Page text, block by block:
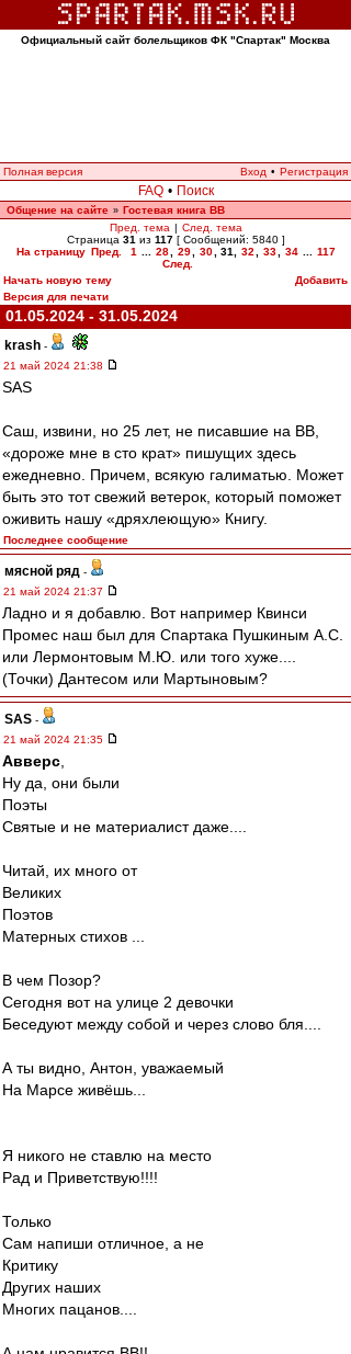
Официальный сайт болельщиков ФК "Спартак" Москва
Полная версия Вход • Регистрация
FAQ • Поиск
Общение на сайте » Гостевая книга ВВ
Пред. тема | След. тема
Страница 31 из 117[ Сообщений: 5840 ]
На страницу Пред. 1 28 29 30 31 32 33 34
117
След.
Начать новую тему
Добавить
Версия для печати
01.05.2024 - 31.05.2024
krash -
21 май 2024 21:38
SAS
Саш, извини, но 25 лет, не писавшие на ВВ,
«дороже мне в сто крат» пишущих здесь
ежедневно. Причем, всякую галиматью. Может
быть это тот свежий ветерок, который поможет
оживить нашу «дряхлеющую» Книгу.
Последнее сообщение
мясной ряд -
21 май 2024 21:37
Ладно и я добавлю. Вот например Квинси
Промес наш был для Спартака Пушкиным А.С.
или Лермонтовым М.Ю. или того хуже....
(Точки) Дантесом или Мартыновым?
SAS -
21 май 2024 21:35
Авверс
Ну да, они были
Поэты
Святые и не материалист даже....
Читай, их много от
Великих
Поэтов
Матерных стихов ...
В чем Позор?
Сегодня вот на улице 2 девочки
Беседуют между собой и через слово бля....
А ты видно, Антон, уважаемый
На Марсе живёшь...
Я никого не ставлю на место
Рад и Приветствую!!!!
Только
Сам напиши отличное, а не
Критику
Других наших
Многих пацанов....